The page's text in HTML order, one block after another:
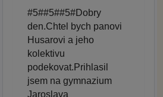
#5##5##5#Dobry
den.Chtel bych panovi
Husarovi a jeho
kolektivu
podekovat.Prihlasil
jsem na gymnazium
Jaroslava